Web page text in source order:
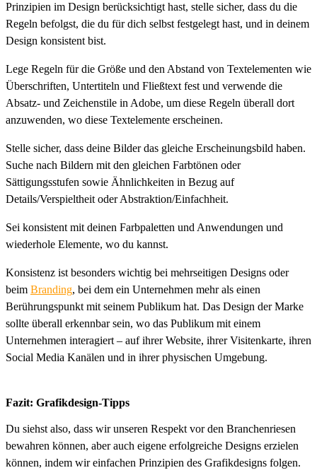
Prinzipien im Design berücksichtigt hast, stelle sicher, dass du die
Regeln befolgst, die du für dich selbst festgelegt hast, und in deinem
Design konsistent bist.
Lege Regeln für die Größe und den Abstand von Textelementen wie
Überschriften, Untertiteln und Fließtext fest und verwende die
Absatz- und Zeichenstile in Adobe, um diese Regeln überall dort
anzuwenden, wo diese Textelemente erscheinen.
Stelle sicher, dass deine Bilder das gleiche Erscheinungsbild haben.
Suche nach Bildern mit den gleichen Farbtönen oder
Sättigungsstufen sowie Ähnlichkeiten in Bezug auf
Details/Verspieltheit oder Abstraktion/Einfachheit.
Sei konsistent mit deinen Farbpaletten und Anwendungen und
wiederhole Elemente, wo du kannst.
Konsistenz ist besonders wichtig bei mehrseitigen Designs oder
beim Branding, bei dem ein Unternehmen mehr als einen
Berührungspunkt mit seinem Publikum hat. Das Design der Marke
sollte überall erkennbar sein, wo das Publikum mit einem
Unternehmen interagiert – auf ihrer Website, ihrer Visitenkarte, ihren
Social Media Kanälen und in ihrer physischen Umgebung.
Fazit: Grafikdesign-Tipps
Du siehst also, dass wir unseren Respekt vor den Branchenriesen
bewahren können, aber auch eigene erfolgreiche Designs erzielen
können, indem wir einfachen Prinzipien des Grafikdesigns folgen.